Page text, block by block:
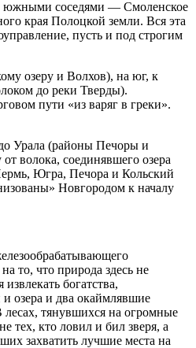
южными соседями — Смоленское
края Полоцкой земли. Вся эта
пусть и под строгим
озеру и Волхов), на юг, к
до реки Тверды).
пути «из варяг в греки».
Урала (районы Печоры и
волока, сое­динявшего озера
Югра, Печора и Кольский
Новгородом к началу
то, что природа здесь не
богатства,
озера и два окаймлявшие
тянувшихся на огромные
тех, кто ловил и бил зверя, а
захватить лучшие места на